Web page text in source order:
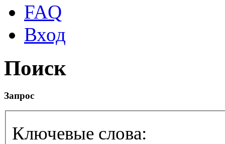
FAQ
Вход
Поиск
Запрос
Ключевые слова: